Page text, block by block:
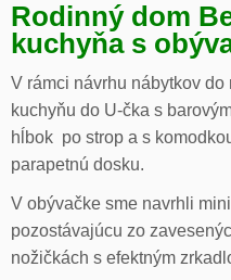
Rodinný dom
kuchyňa s
V rámci návrhu nábytkov
kuchyňu do U-čka s
hĺbok po strop a s
parapetnú dosku.
V obývačke sme navrhli
pozostávajúcu zo
nožičkách s efektným